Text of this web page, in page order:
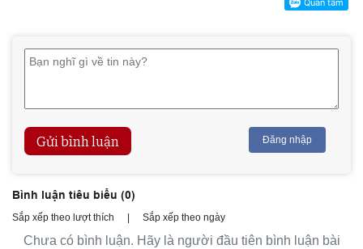
Gửi bình luận Đăng nhập
Bình luận tiêu biểu (0)
Sắp xếp theo lượt thích Sắp xếp theo ngày
Chưa có bình luận. Hãy là người đầu tiên bình luận bài